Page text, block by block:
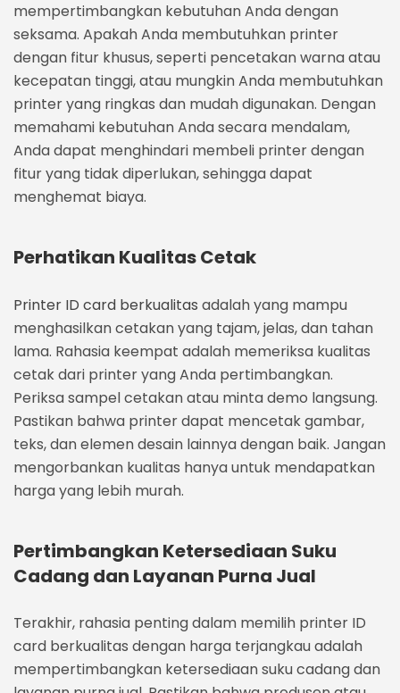
mempertimbangkan kebutuhan Anda dengan
seksama. Apakah Anda membutuhkan printer
dengan fitur khusus, seperti pencetakan warna atau
kecepatan tinggi, atau mungkin Anda membutuhkan
printer yang ringkas dan mudah digunakan. Dengan
memahami kebutuhan Anda secara mendalam,
Anda dapat menghindari membeli printer dengan
fitur yang tidak diperlukan, sehingga dapat
menghemat biaya.
Perhatikan Kualitas Cetak
Printer ID card berkualitas adalah yang mampu
menghasilkan cetakan yang tajam, jelas, dan tahan
lama. Rahasia keempat adalah memeriksa kualitas
cetak dari printer yang Anda pertimbangkan.
Periksa sampel cetakan atau minta demo langsung.
Pastikan bahwa printer dapat mencetak gambar,
teks, dan elemen desain lainnya dengan baik. Jangan
mengorbankan kualitas hanya untuk mendapatkan
harga yang lebih murah.
Pertimbangkan Ketersediaan Suku
Cadang dan Layanan Purna Jual
Terakhir, rahasia penting dalam memilih printer ID
card berkualitas dengan harga terjangkau adalah
mempertimbangkan ketersediaan suku cadang dan